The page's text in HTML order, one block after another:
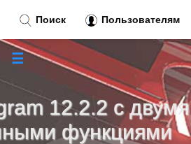
12.2.2 с двумя
функциями
Поиск Пользователям
☰